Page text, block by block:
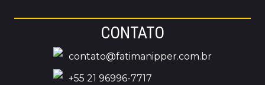
CONTATO
contato@fatimanipper.com.br
+55 21 96996-7717